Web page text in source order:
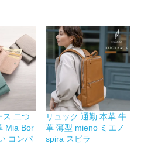
ス 二つ
Mia Bor
コンパ
リュック 通勤 本革 牛
革 薄型 mieno ミエノ
spira スピラ